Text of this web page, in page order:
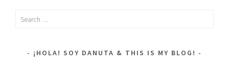
Search
¡HOLA! SOY DANUTA & THIS IS MY BLOG!